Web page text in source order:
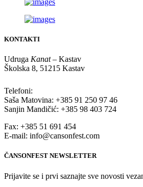
KONTAKTI
Udruga Kanat– Kastav
Školska 8, 51215 Kastav
Telefoni:
Saša Matovina: +385 91 250 97 46
Sanjin Mandičić: +385 98 403 724
Fax: +385 51 691 454
E-mail: info@cansonfest.com
ČANSONFEST NEWSLETTER
Prijavite se i prvi saznajte sve novosti